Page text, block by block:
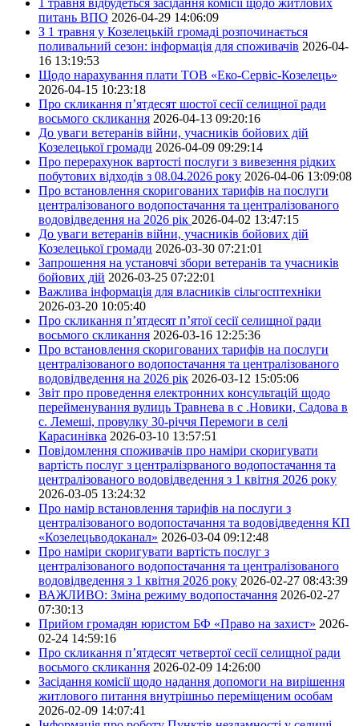
питань ВПО 2026-04-29 14:06:09
З 1 травня у Козелецькій громаді розпочинається
поливальний сезон: інформація для споживачів 2026-04-
16 13:19:53
Щодо нарахування плати ТОВ «Еко-Сервіс-Козелець»
2026-04-15 10:23:18
Про скликання п’ятдесят шостої сесії селищної ради
восьмого скликання 2026-04-13 09:20:16
До уваги ветеранів війни, учасників бойових дій
Козелецької громади 2026-04-09 09:29:14
Про перерахунок вартості послуги з вивезення рідких
побутових відходів з 08.04.2026 року 2026-04-06 13:09:08
Про встановлення скоригованих тарифів на послуги
централізованого водопостачання та централізованого
водовідведення на 2026 рік 2026-04-02 13:47:15
До уваги ветеранів війни, учасників бойових дій
Козелецької громади 2026-03-30 07:21:01
Запрошення на установчі збори ветеранів та учасників
бойових дій 2026-03-25 07:22:01
Важлива інформація для власників сільгосптехніки
2026-03-20 10:05:40
Про скликання п’ятдесят п’ятої сесії селищної ради
восьмого скликання 2026-03-16 12:25:36
Про встановлення скоригованих тарифів на послуги
централізованого водопостачання та централізованого
водовідведення на 2026 рік 2026-03-12 15:05:06
Звіт про проведення електронних консультацій щодо
перейменування вулиць Травнева в с .Новики, Садова в
с. Лемеші, провулку 30-річчя Перемоги в селі
Карасинівка 2026-03-10 13:57:51
Повідомлення споживачів про наміри скоригувати
вартість послуг з централізрваного водопостачання та
централізованого водовідведення з 1 квітня 2026 року
2026-03-05 13:24:32
Про намір встановлення тарифів на послуги з
централізованого водопостачання та водовідведення КП
«Козелецьводоканал» 2026-03-04 09:12:48
Про наміри скоригувати вартість послуг з
централізованого водопостачання та централізованого
водовідведення з 1 квітня 2026 року 2026-02-27 08:43:39
ВАЖЛИВО: Зміна режиму водопостачання 2026-02-27
07:30:13
Прийом громадян юристом БФ «Право на захист» 2026-
02-24 14:59:16
Про скликання п’ятдесят четвертої сесії селищної ради
восьмого скликання 2026-02-09 14:26:00
Засідання комісії щодо надання допомоги на вирішення
житлового питання внутрішньо переміщеним особам
2026-02-09 14:07:41